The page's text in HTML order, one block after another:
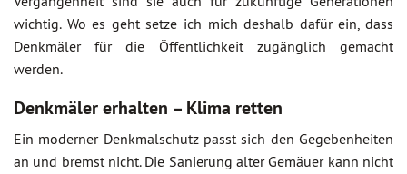
wichtig. Wo es geht setze ich mich deshalb dafür ein, dass
Denkmäler für die Öffentlichkeit zugänglich gemacht
werden.
Denkmäler erhalten – Klima retten
Ein moderner Denkmalschutz passt sich den Gegebenheiten
an und bremst nicht. Die Sanierung alter Gemäuer kann nicht